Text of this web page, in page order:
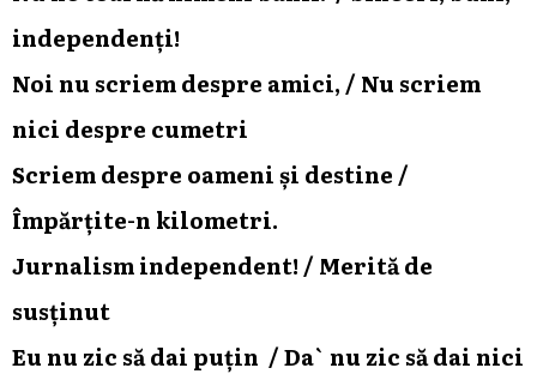
independenți!
Noi nu scriem despre amici, / Nu scriem
nici despre cumetri
Scriem despre oameni și destine /
Împărțite-n kilometri.
Jurnalism independent! / Merită de
susținut
Eu nu zic să dai puțin / Da` nu zic să dai nici